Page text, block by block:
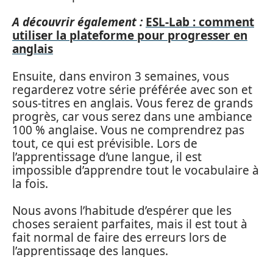
A découvrir également : ESL-Lab : comment
utiliser la plateforme pour progresser en
anglais
Ensuite, dans environ 3 semaines, vous
regarderez votre série préférée avec son et
sous-titres en anglais. Vous ferez de grands
progrès, car vous serez dans une ambiance
100 % anglaise. Vous ne comprendrez pas
tout, ce qui est prévisible. Lors de
l’apprentissage d’une langue, il est
impossible d’apprendre tout le vocabulaire à
la fois.
Nous avons l’habitude d’espérer que les
choses seraient parfaites, mais il est tout à
fait normal de faire des erreurs lors de
l’apprentissage des langues.